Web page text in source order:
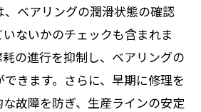
、ベアリングの潤滑状態の確認
ないかのチェックも含まれま
の進行を抑制し、ベアリングの
きます。さらに、早期に修理を
故障を防ぎ、生産ラインの安定